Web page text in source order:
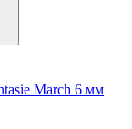
March 6 мм